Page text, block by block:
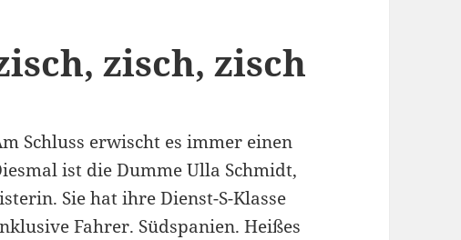
zisch, zisch
Schluss erwischt es immer einen
ist die Dumme Ulla Schmidt,
Sie hat ihre Dienst-S-Klasse
Fahrer. Südspanien. Heißes